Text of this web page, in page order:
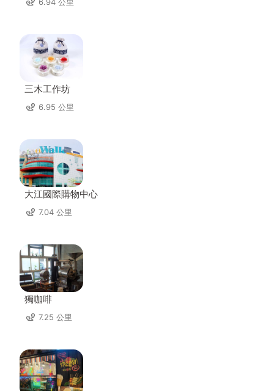
三木工作坊
6.95 公里
大江國際購物中心
7.04 公里
獨咖啡
7.25 公里